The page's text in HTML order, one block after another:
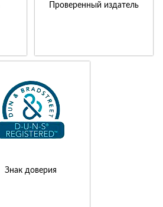
Проверенный издатель
Знак доверия